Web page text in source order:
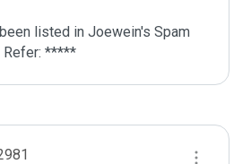
listed in Joewein's Spam
Refer: *****